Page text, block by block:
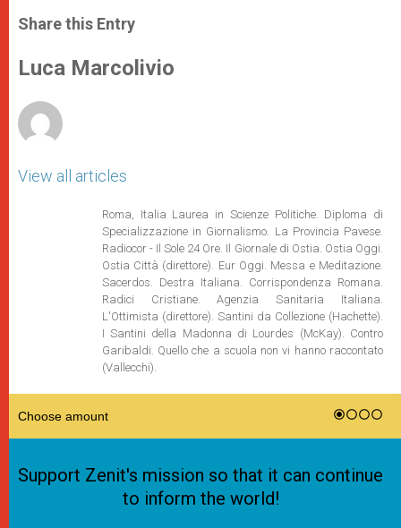
t
s
p
p
s
e
g
e
e
b
o
k
r
Share this Entry
Luca Marcolivio
View all articles
Roma, Italia Laurea in Scienze Politiche. Diploma di
Specializzazione in Giornalismo. La Provincia Pavese.
Radiocor - Il Sole 24 Ore. Il Giornale di Ostia. Ostia Oggi.
Ostia Città (direttore). Eur Oggi. Messa e Meditazione.
Sacerdos. Destra Italiana. Corrispondenza Romana.
Radici Cristiane. Agenzia Sanitaria Italiana.
L'Ottimista (direttore). Santini da Collezione (Hachette).
I Santini della Madonna di Lourdes (McKay). Contro
Garibaldi. Quello che a scuola non vi hanno raccontato
(Vallecchi).